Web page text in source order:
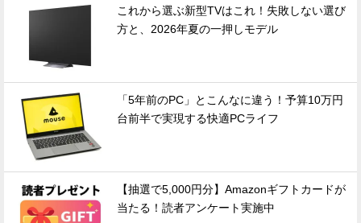
これから選ぶ新型TVはこれ！失敗しない選び
方と、2026年夏の一押しモデル
「5年前のPC」とこんなに違う！予算10万円
台前半で実現する快適PCライフ
【抽選で5,000円分】Amazonギフトカードが
当たる！読者アンケート実施中